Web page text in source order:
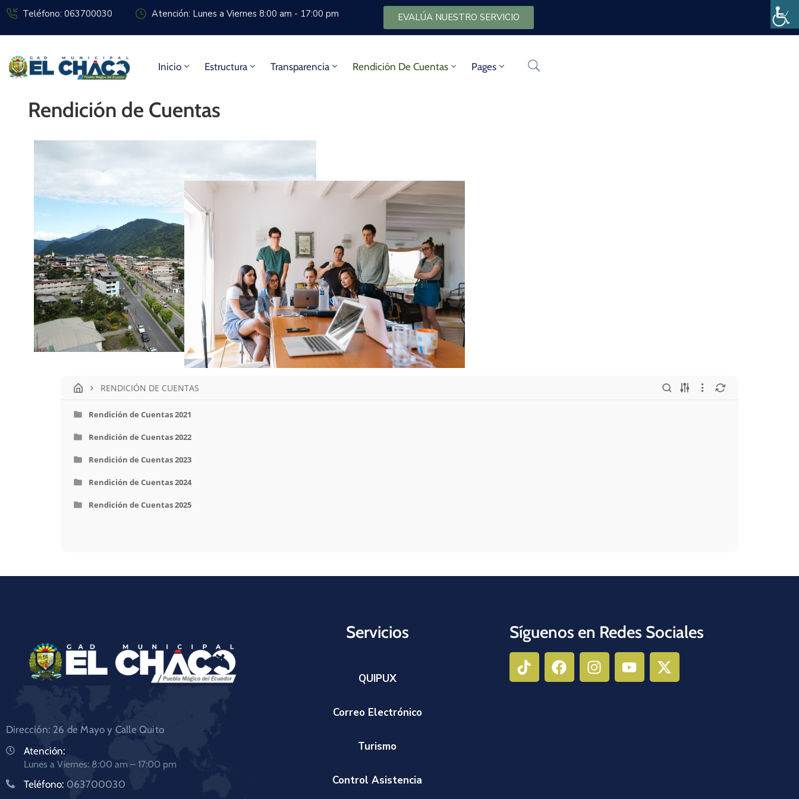
Teléfono: 063700030 Atención: Lunes a Viernes 8:00 am - 17:00 pm EVALÚA NUESTRO SERVICIO
Inicio Estructura Transparencia Rendición De Cuentas Pages
Rendición de Cuentas
RENDICIÓN DE CUENTAS
Rendición de Cuentas 2021
Rendición de Cuentas 2022
Rendición de Cuentas 2023
Rendición de Cuentas 2024
Rendición de Cuentas 2025
Dirección: 26 de Mayo y Calle Quito
Atención:
Lunes a Viernes: 8:00 am – 17:00 pm
Teléfono: 063700030
Servicios
QUIPUX
Correo Electrónico
Turismo
Control Asistencia
Síguenos en Redes Sociales